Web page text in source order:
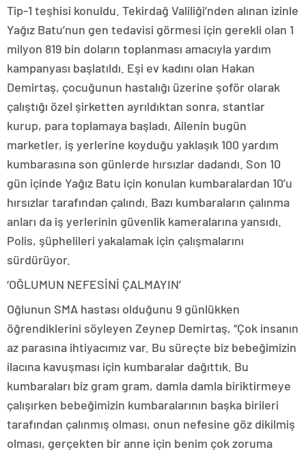
Tip-1 teşhisi konuldu. Tekirdağ Valiliği’nden alınan izinle
Yağız Batu’nun gen tedavisi görmesi için gerekli olan 1
milyon 819 bin doların toplanması amacıyla yardım
kampanyası başlatıldı. Eşi ev kadını olan Hakan
Demirtaş, çocuğunun hastalığı üzerine şoför olarak
çalıştığı özel şirketten ayrıldıktan sonra, stantlar
kurup, para toplamaya başladı. Ailenin bugün
marketler, iş yerlerine koyduğu yaklaşık 100 yardım
kumbarasına son günlerde hırsızlar dadandı. Son 10
gün içinde Yağız Batu için konulan kumbaralardan 10’u
hırsızlar tarafından çalındı. Bazı kumbaraların çalınma
anları da iş yerlerinin güvenlik kameralarına yansıdı.
Polis, şüphelileri yakalamak için çalışmalarını
sürdürüyor.
‘OĞLUMUN NEFESİNİ ÇALMAYIN’
Oğlunun SMA hastası olduğunu 9 günlükken
öğrendiklerini söyleyen Zeynep Demirtaş, “Çok insanın
az parasına ihtiyacımız var. Bu süreçte biz bebeğimizin
ilacına kavuşması için kumbaralar dağıttık. Bu
kumbaraları biz gram gram, damla damla biriktirmeye
çalışırken bebeğimizin kumbaralarının başka birileri
tarafından çalınmış olması, onun nefesine göz dikilmiş
olması, gerçekten bir anne için benim çok zoruma